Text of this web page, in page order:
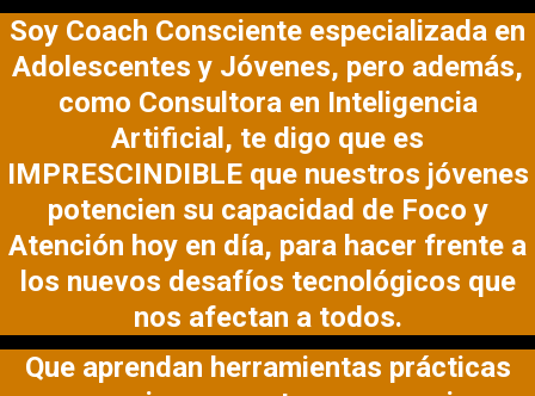
Soy Coach Consciente especializada en
Adolescentes y Jóvenes, pero además,
como Consultora en Inteligencia
Artificial, te digo que es
IMPRESCINDIBLE que nuestros jóvenes
potencien su capacidad de Foco y
Atención hoy en día, para hacer frente a
los nuevos desafíos tecnológicos que
nos afectan a todos.
Que aprendan herramientas prácticas